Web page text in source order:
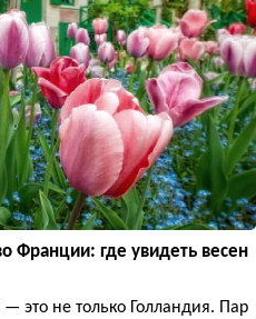
Франции: где увидеть весен
это не только Голландия. Пар